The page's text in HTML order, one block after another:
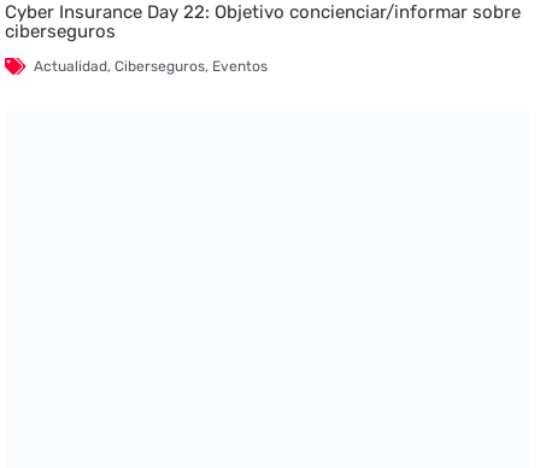
Cyber Insurance Day 22: Objetivo concienciar/informar sobre
ciberseguros
Actualidad,Ciberseguros, Eventos